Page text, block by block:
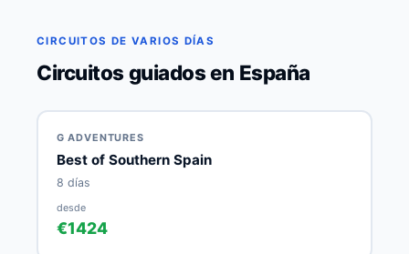
CIRCUITOS DE VARIOS DÍAS
Circuitos guiados en España
G ADVENTURES
Best of Southern Spain
8 días
desde
€1424